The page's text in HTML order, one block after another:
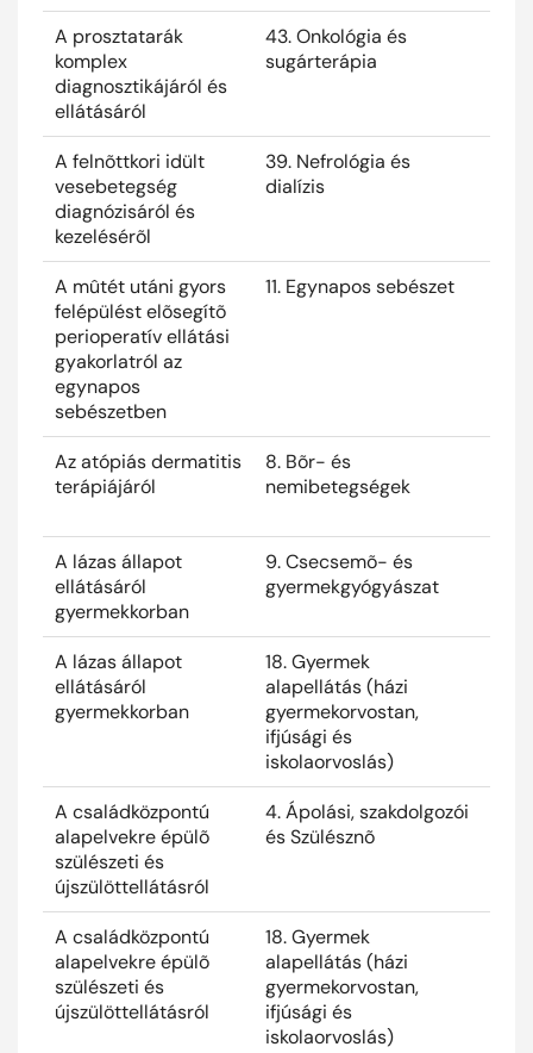
A prosztatarák
komplex
diagnosztikájáról és
ellátásáról
43. Onkológia és
sugárterápia
A felnõttkori idült
vesebetegség
diagnózisáról és
kezelésérõl
39. Nefrológia és
dialízis
A mûtét utáni gyors
felépülést elõsegítõ
perioperatív ellátási
gyakorlatról az
egynapos
sebészetben
11. Egynapos sebészet
Az atópiás dermatitis
terápiájáról
8. Bõr- és
nemibetegségek
A lázas állapot
ellátásáról
gyermekkorban
9. Csecsemõ- és
gyermekgyógyászat
A lázas állapot
ellátásáról
gyermekkorban
18. Gyermek
alapellátás (házi
gyermekorvostan,
ifjúsági és
iskolaorvoslás)
A családközpontú
alapelvekre épülõ
szülészeti és
újszülöttellátásról
4. Ápolási, szakdolgozói
és Szülésznõ
A családközpontú
alapelvekre épülõ
szülészeti és
újszülöttellátásról
18. Gyermek
alapellátás (házi
gyermekorvostan,
ifjúsági és
iskolaorvoslás)